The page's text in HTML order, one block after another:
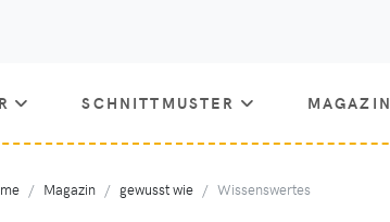
SCHNITTMUSTER
Magazin gewusst wie Wissenswertes